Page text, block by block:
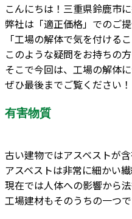
こんにちは！三重県鈴鹿市
弊社は「適正価格」でのご
「工場の解体で気を付ける
このような疑問をお持ちの
そこで今回は、工場の解体
ぜひ最後までご覧ください！
有害物質
古い建物ではアスベストが
アスベストは非常に細かい
現在では人体への影響から
工場建材もそのうちの一つで